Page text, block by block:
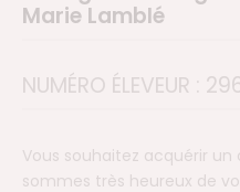
Marie Lamblé
NUMÉRO ÉLEVEUR :
Vous souhaitez acquérir un
sommes très heureux de